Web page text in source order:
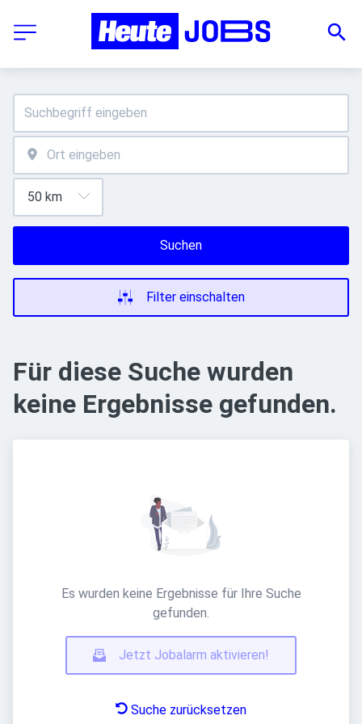
Suchen
Filter einschalten
Für diese Suche wurden
keine Ergebnisse gefunden.
Es wurden keine Ergebnisse für Ihre Suche
gefunden.
Jetzt Jobalarm aktivieren!
Suche zurücksetzen